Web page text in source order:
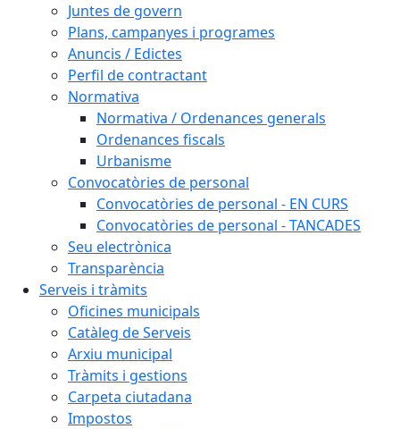
Juntes de govern
Plans, campanyes i programes
Anuncis / Edictes
Perfil de contractant
Normativa
Normativa / Ordenances generals
Ordenances fiscals
Urbanisme
Convocatòries de personal
Convocatòries de personal - EN CURS
Convocatòries de personal - TANCADES
Seu electrònica
Transparència
Serveis i tràmits
Oficines municipals
Catàleg de Serveis
Arxiu municipal
Tràmits i gestions
Carpeta ciutadana
Impostos